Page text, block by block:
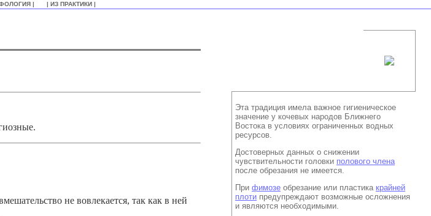
| | ИЗ ПРАКТИКИ |
не вовлекается, так как в ней
Эта традиция имела важное гигиеническое
значение у кочевых народов Ближнего
Востока в условиях ограниченных водных
ресурсов.
Достоверных данных о снижении
чувствительности головки полового члена
после обрезания не имеется.
При фимозе обрезание или пластика крайней
плоти предупреждают возможные осложнения
и являются необходимыми.